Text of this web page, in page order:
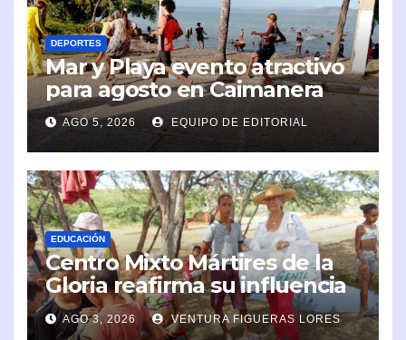
DEPORTES
Mar y Playa evento atractivo
para agosto en Caimanera
AGO 5, 2026 EQUIPO DE EDITORIAL
EDUCACIÓN
Centro Mixto Mártires de la
Gloria reafirma su influencia
en la comunidad
AGO 3, 2026 VENTURA FIGUERAS LORES